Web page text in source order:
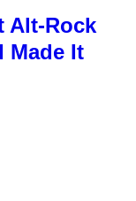
Alt-Rock
Made It